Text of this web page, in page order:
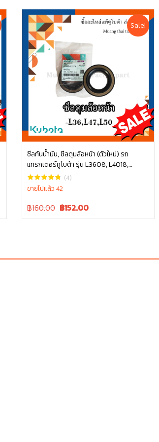
Sale!
ซีลกันน้ำมัน, ซีลดุมล้อหน้า (ตัวใหม่) รถ
แทรกเตอร์คูโบต้า รุ่น L3608, L4018,
L4508, L4708, L5018 tc832-13370 ซีล
ล้อหน้ารถไถ ซีลล้อ คูโบต้า
(4)
ขายไปแล้ว 42
Original
฿160.00 Current
฿152.00
หยิบใส่ตะกร้า